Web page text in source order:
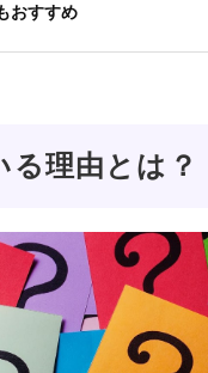
おすすめ
理由とは？